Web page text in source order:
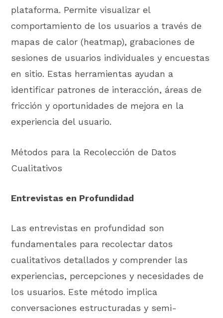
plataforma. Permite visualizar el
comportamiento de los usuarios a través de
mapas de calor (heatmap), grabaciones de
sesiones de usuarios individuales y encuestas
en sitio. Estas herramientas ayudan a
identificar patrones de interacción, áreas de
fricción y oportunidades de mejora en la
experiencia del usuario.
Métodos para la Recolección de Datos
Cualitativos
Entrevistas en Profundidad
Las entrevistas en profundidad son
fundamentales para recolectar datos
cualitativos detallados y comprender las
experiencias, percepciones y necesidades de
los usuarios. Este método implica
conversaciones estructuradas y semi-